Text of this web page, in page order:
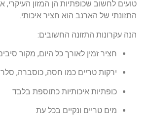
טועים לחשוב שכופתיות הן המזון
התזונתי של הארנב הוא חציר איכותי.
הנה עקרונות התזונה החשובים:
חציר זמין לאורך כל היום, מקור
ירקות טריים כמו חסה, כוסברה,
כופתיות איכותיות כתוספת בלבד
מים טריים ונקיים בכל עת